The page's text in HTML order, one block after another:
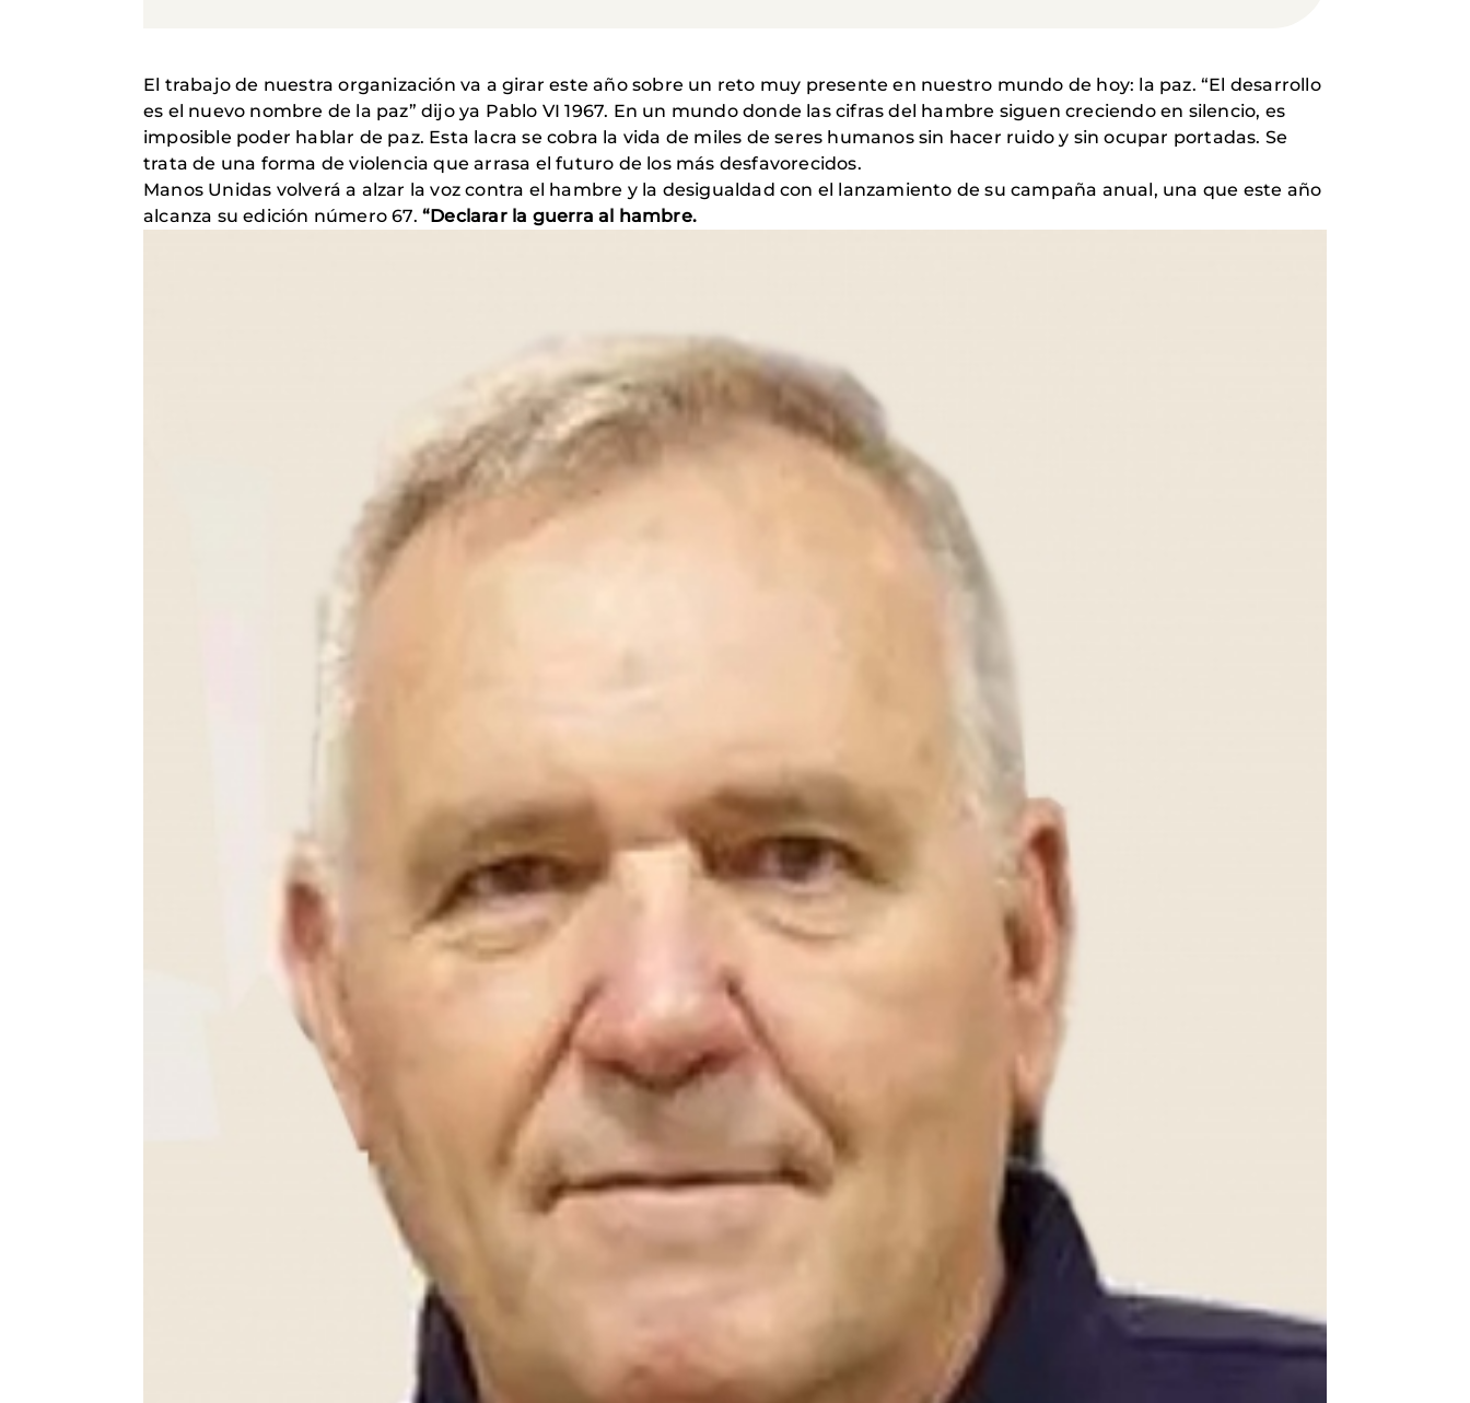
El trabajo de nuestra organización va a girar este año sobre un reto muy presente en nuestro mundo de hoy: la paz. “El desarrollo
es el nuevo nombre de la paz” dijo ya Pablo VI 1967. En un mundo donde las cifras del hambre siguen creciendo en silencio, es
imposible poder hablar de paz. Esta lacra se cobra la vida de miles de seres humanos sin hacer ruido y sin ocupar portadas. Se
trata de una forma de violencia que arrasa el futuro de los más desfavorecidos.
Manos Unidas volverá a alzar la voz contra el hambre y la desigualdad con el lanzamiento de su campaña anual, una que este año
alcanza su edición número 67. “Declarar la guerra al hambre.